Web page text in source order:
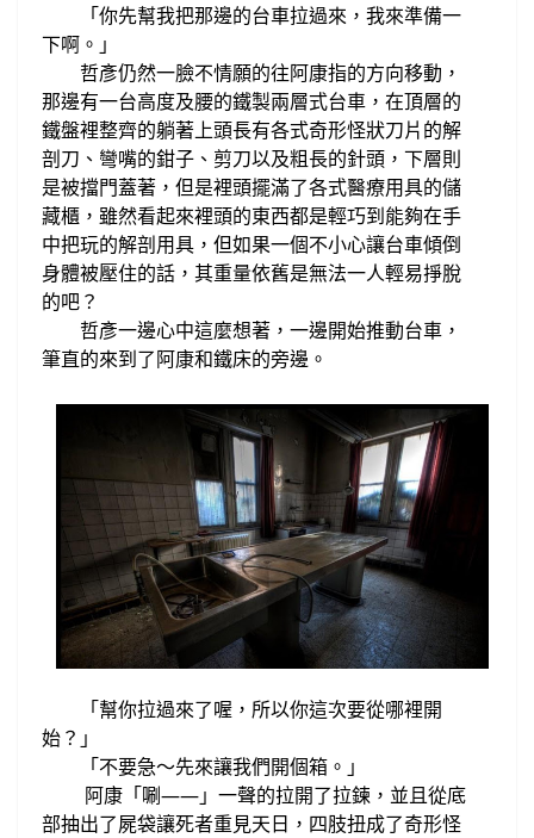
「你先幫我把那邊的台車拉過來，我來準備一
下啊。 」
哲彥仍然一臉不情願的往阿康指的方向移動，
那邊有一台高度及腰的鐵製兩層式台車，在頂層的
鐵盤裡整齊的躺著上頭長有各式奇形怪狀刀片的解
剖刀 、 彎嘴的鉗子、剪刀以及粗長的針頭，下層則
是被擋門蓋著，但是裡頭擺滿了各式醫療用具的儲
藏櫃，雖然看起來裡頭的東西都是輕巧到能夠在手
中把玩的解剖用具，但如果一個不小心讓台車傾倒
身體被壓住的話 ，其重量依舊是無法一人輕易掙脫
的吧？
哲彥一邊心中這麼想著，一邊開始推動台車，
筆直的來到了阿康和鐵床的旁邊。
「 幫你拉過來了喔，所以你這次要從哪裡開
始？ 」
「不要急～先來讓我們開個箱。 」
阿康 「唰——」一聲的拉開了拉鍊，並且從底
部抽出了屍袋讓死者重見天日， 四肢扭成了奇形怪